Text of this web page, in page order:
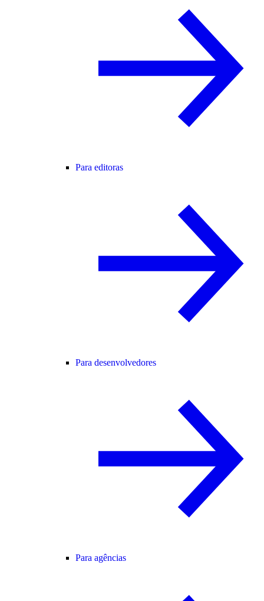
Para editoras
Para desenvolvedores
Para agências